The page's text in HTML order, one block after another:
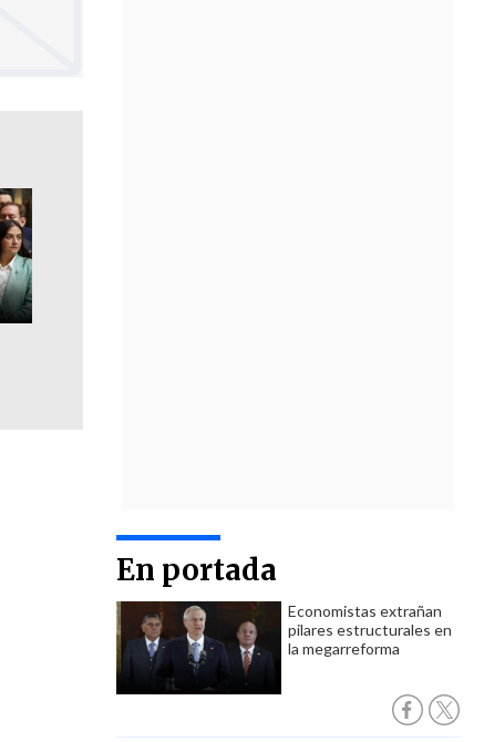
En portada
Economistas extrañan
pilares estructurales en
la megarreforma